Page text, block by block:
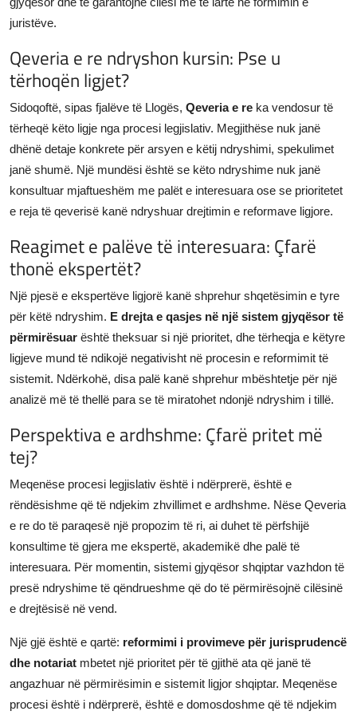
juristëve.
Qeveria e re ndryshon kursin: Pse u
tërhoqën ligjet?
Sidoqoftë, sipas fjalëve të Llogës, Qeveria e re ka vendosur të
tërheqë këto ligje nga procesi legjislativ. Megjithëse nuk janë
dhënë detaje konkrete për arsyen e këtij ndryshimi, spekulimet
janë shumë. Një mundësi është se këto ndryshime nuk janë
konsultuar mjaftueshëm me palët e interesuara ose se prioritetet
e reja të qeverisë kanë ndryshuar drejtimin e reformave ligjore.
Reagimet e palëve të interesuara: Çfarë
thonë ekspertët?
Një pjesë e ekspertëve ligjorë kanë shprehur shqetësimin e tyre
për këtë ndryshim. E drejta e qasjes në një sistem gjyqësor të
përmirësuar është theksuar si një prioritet, dhe tërheqja e këtyre
ligjeve mund të ndikojë negativisht në procesin e reformimit të
sistemit. Ndërkohë, disa palë kanë shprehur mbështetje për një
analizë më të thellë para se të miratohet ndonjë ndryshim i tillë.
Perspektiva e ardhshme: Çfarë pritet më
tej?
Meqenëse procesi legjislativ është i ndërprerë, është e
rëndësishme që të ndjekim zhvillimet e ardhshme. Nëse Qeveria
e re do të paraqesë një propozim të ri, ai duhet të përfshijë
konsultime të gjera me ekspertë, akademikë dhe palë të
interesuara. Për momentin, sistemi gjyqësor shqiptar vazhdon të
presë ndryshime të qëndrueshme që do të përmirësojnë cilësinë
e drejtësisë në vend.
Një gjë është e qartë: reformimi i provimeve për jurisprudencë
dhe notariat mbetet një prioritet për të gjithë ata që janë të
angazhuar në përmirësimin e sistemit ligjor shqiptar. Meqenëse
procesi është i ndërprerë, është e domosdoshme që të ndjekim